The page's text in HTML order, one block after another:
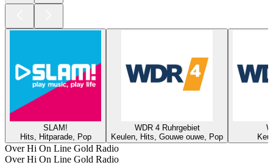
SLAM!
Hits, Hitparade, Pop
WDR 4 Ruhrgebiet
Keulen, Hits, Gouwe ouwe, Pop
Over Hi On Line Gold Radio
Over Hi On Line Gold Radio